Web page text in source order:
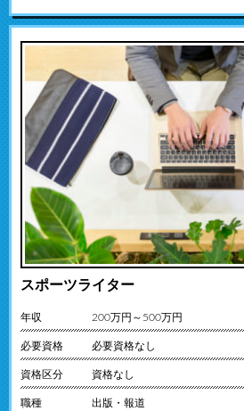
スポーツライター
年収 200万円～500万円
必要資格 必要資格なし
資格区分 資格なし
職種 出版・報道